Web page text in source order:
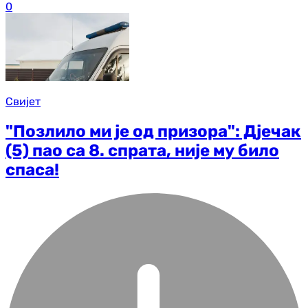
0
Свијет
"Позлило ми је од призора": Дјечак
(5) пао са 8. спрата, није му било
спаса!